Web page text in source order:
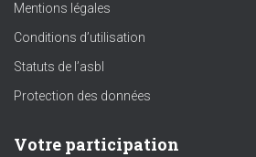
Mentions légales
Conditions d’utilisation
Statuts de l’asbl
Protection des données
Votre participation